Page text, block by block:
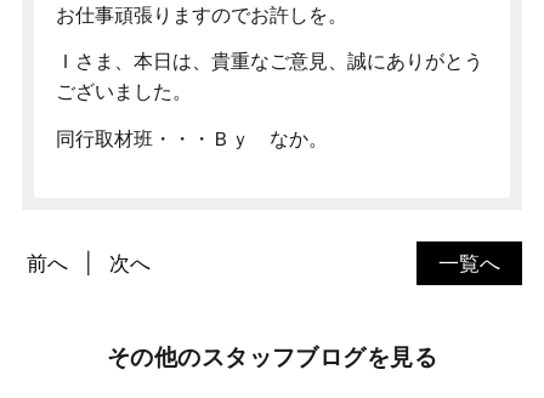
お仕事頑張りますのでお許しを。
Ｉさま、本日は、貴重なご意見、誠にありがとう
ございました。
同行取材班・・・Ｂｙ なか。
一覧へ
前へ 次へ
その他のスタッフブログを見る